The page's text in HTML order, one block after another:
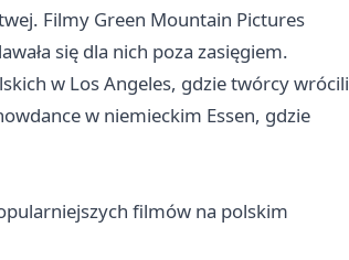
Filmy Green Mountain Pictures
się dla nich poza zasięgiem.
w Los Angeles, gdzie twórcy wrócili
w niemieckim Essen, gdzie
filmów na polskim